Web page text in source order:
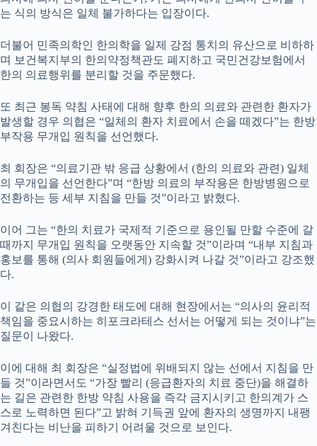
는 식의 방식은 일체 불가하다는 입장이다.
더불어 민족의학인 한의학을 일제 강점 통치의 유산으로 비하하
며 보건복지부의 한의약정책관도 폐지하고 국민건강보험에서
한의 의료행위를 분리할 것을 주문했다.
또 최근 봉독 약침 사태에 대해 향후 한의 의료와 관련한 환자가
발생할 경우 의협은 “일체의 환자 치료에서 손을 떼겠다”는 한방
부작용 무개입 원칙을 선언했다.
최 회장은 “의료기관 밖 응급 상황에서 (한의 의료와 관련) 일체
의 무개입을 선언한다”며 “한방 의료의 부작용은 한방병원으로
전환하는 등 세부 지침을 만들 것”이라고 밝혔다.
이어 그는 “한의 치료가 국제적 기준으로 용인될 만할 수준에 갈
때까지 무개입 원칙을 오랫동안 지속할 것”이라며 “내부 지침과
홍보를 통해 (의사 회원들에게) 강화시켜 나갈 것”이라고 강조했
다.
이 같은 의협의 강경한 태도에 대해 현장에서는 “의사의 윤리적
책임을 중요시하는 히포크라테스 선서는 어떻게 되는 것이냐”는
질문이 나왔다.
이에 대해 최 회장은 “실정법에 위배되지 않는 선에서 지침을 만
들 것”이라면서도 “가장 빨리 (응급환자의 치료 중단)을 해결하
는 길은 관련한 한방 약침 사용을 즉각 금지시키고 한의계가 스
스로 노력하면 된다”고 밝혀 기득권 앞에 환자의 생명까지 내팽
겨친다는 비난을 피하기 어려울 것으로 보인다.